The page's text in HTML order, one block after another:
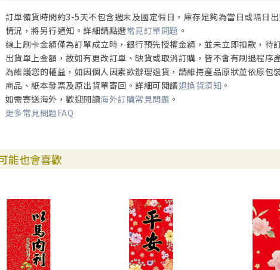
訂單備貨時間約3-5天不包含週末及國定假日，庫存足夠為當日或隔日
情況，將另行通知。詳細請點選常見訂單問題 。
線上刷卡金額僅為訂單成立時，銀行預先授權金額，並未立即扣款，
出貨單上金額，故如有更改訂單、缺貨或取消訂購，皆不會有刷退程序
為維護您的權益，如因個人因素欲辦理退貨，請維持產品原狀並依原
商品、紙本發票及原出貨單寄回。詳細可閱讀退換貨須知 。
如需寄送海外，歡迎閱讀海外訂購常見問題 。
更多常見問題FAQ
能也會喜歡